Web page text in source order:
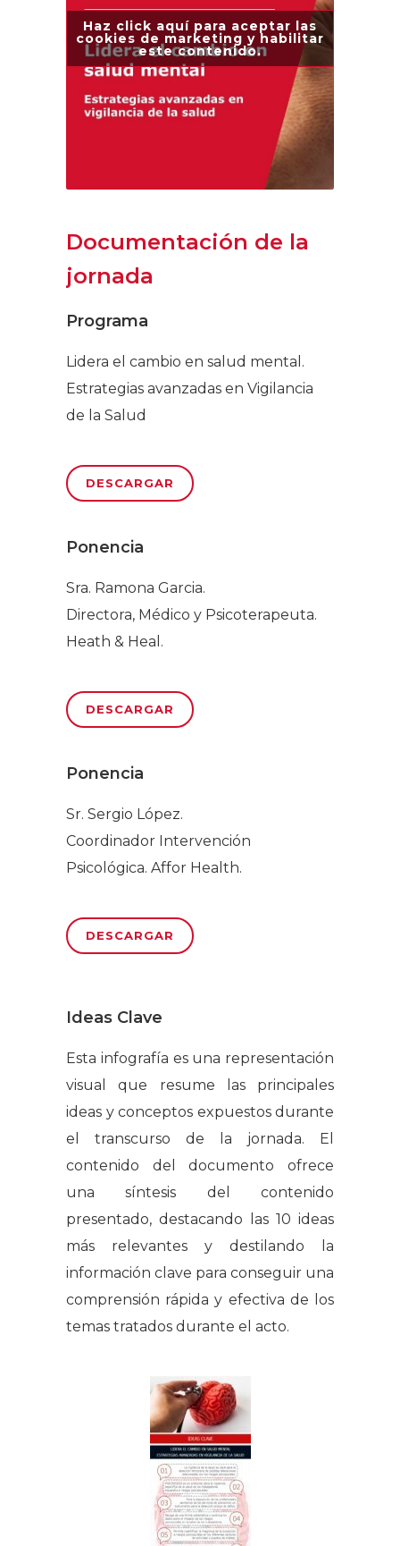
Haz click aquí para aceptar las
cookies de marketing y habilitar
este contenido.
Documentación de la
jornada
Programa
Lidera el cambio en salud mental.
Estrategias avanzadas en Vigilancia
de la Salud
DESCARGAR
Ponencia
Sra. Ramona Garcia.
Directora, Médico y Psicoterapeuta.
Heath & Heal.
DESCARGAR
Ponencia
Sr. Sergio López.
Coordinador Intervención
Psicológica. Affor Health.
DESCARGAR
Ideas Clave
Esta infografía es una representación
visual que resume las principales
ideas y conceptos expuestos durante
el transcurso de la jornada. El
contenido del documento ofrece
una síntesis del contenido
presentado, destacando las 10 ideas
más relevantes y destilando la
información clave para conseguir una
comprensión rápida y efectiva de los
temas tratados durante el acto.